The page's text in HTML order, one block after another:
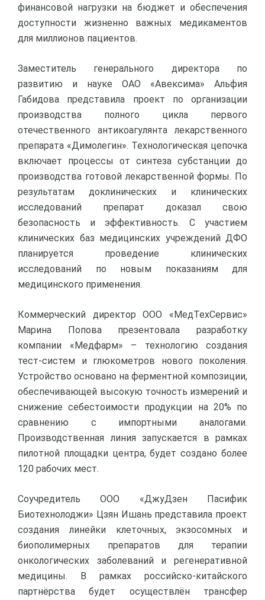
финансовой нагрузки на бюджет и обеспечения
доступности жизненно важных медикаментов
для миллионов пациентов.
Заместитель генерального директора по
развитию и науке ОАО «Авексима» Альфия
Габидова представила проект по организации
производства полного цикла первого
отечественного антикоагулянта лекарственного
препарата «Димолегин». Технологическая цепочка
включает процессы от синтеза субстанции до
производства готовой лекарственной формы. По
результатам доклинических и клинических
исследований препарат доказал свою
безопасность и эффективность. С участием
клинических баз медицинских учреждений ДФО
планируется проведение клинических
исследований по новым показаниям для
медицинского применения.
Коммерческий директор ООО «МедТехСервис»
Марина Попова презентовала разработку
компании «Медфарм» – технологию создания
тест-систем и глюкометров нового поколения.
Устройство основано на ферментной композиции,
обеспечивающей высокую точность измерений и
снижение себестоимости продукции на 20% по
сравнению с импортными аналогами.
Производственная линия запускается в рамках
пилотной площадки центра, будет создано более
120 рабочих мест.
Соучредитель ООО «ДжуДзен Пасифик
Биотехнолоджи» Цзян Ишань представила проект
создания линейки клеточных, экзосомных и
биополимерных препаратов для терапии
онкологических заболеваний и регенеративной
медицины. В рамках российско-китайского
партнёрства будет осуществлён трансфер